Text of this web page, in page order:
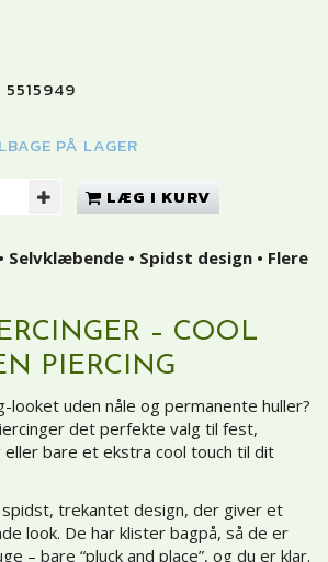
5515949
PÅ LAGER
LÆG I KURV
Selvklæbende • Spidst design • Flere
– COOL
PIERCING
looket uden nåle og permanente huller?
det perfekte valg til fest,
bare et ekstra cool touch til dit
trekantet design, der giver et
look. De har klister bagpå, så de er
– bare “pluck and place”, og du er klar.